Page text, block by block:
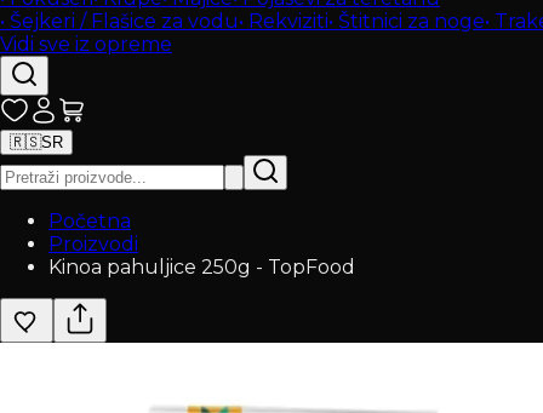
• Šejkeri / Flašice za vodu• Rekviziti• Štitnici za noge•
Vidi sve iz opreme
🇷🇸SR
Početna
Proizvodi
Kinoa pahuljice 250g - TopFood